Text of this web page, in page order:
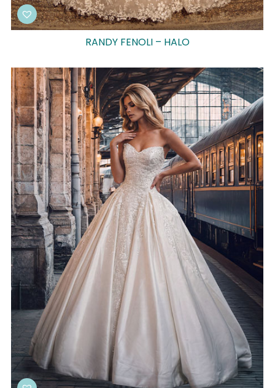
RANDY FENOLI – HALO